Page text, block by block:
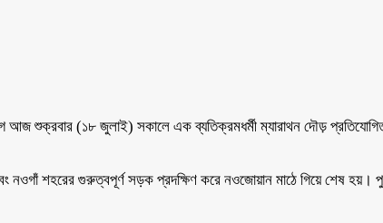
আজ শুক্রবার (১৮ জুলাই) সকালে এক ব্যতিক্রমধর্মী ম্যারাথন দৌড়
নওগাঁ শহরের গুরুত্বপূর্ণ সড়ক প্রদক্ষিণ করে নওজোয়ান মাঠে গিয়ে শেষ